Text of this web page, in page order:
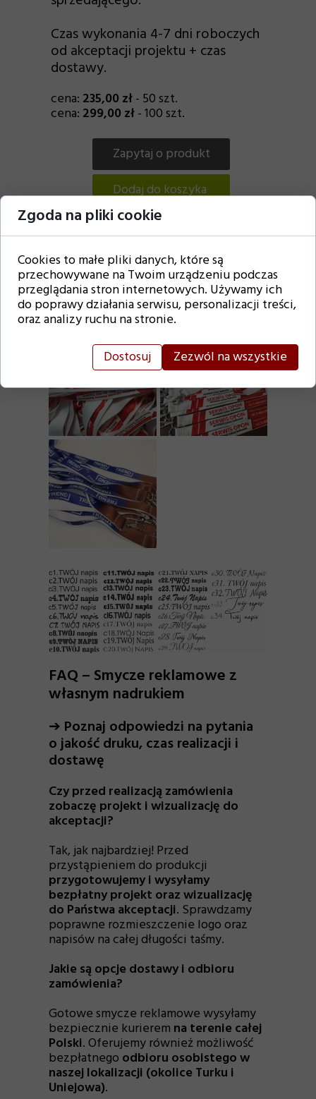
FAQ – Smycze reklamowe z
własnym nadrukiem
➔ Poznaj odpowiedzi na pytania
o jakość druku, czas realizacji i
dostawę
Czy przed realizacją zamówienia
zobaczę projekt i wizualizację do
akceptacji?
Tak, jak najbardziej! Przed
przystąpieniem do produkcji
przygotowujemy i wysyłamy
bezpłatny projekt oraz wizualizację
do Państwa akceptacji. Sprawdzamy
poprawne rozmieszczenie logo oraz
napisów na całej długości taśmy.
Jakie są opcje dostawy i odbioru
zamówienia?
Gotowe smycze reklamowe wysyłamy
bezpiecznie kurierem na terenie całej
Polski. Oferujemy również możliwość
bezpłatnego odbioru osobistego w
naszej lokalizacji (okolice Turku i
Uniejowa).
Dodaj do koszyka
Zapytaj o produkt
Czas wykonania 4-7 dni roboczych
od akceptacji projektu + czas
dostawy.
cena: 235,00 zł- 50 szt.
cena: 299,00 zł- 100 szt.
Zgoda na pliki cookie
Cookies to małe pliki danych, które są
przechowywane na Twoim urządzeniu podczas
przeglądania stron internetowych. Używamy ich
do poprawy działania serwisu, personalizacji treści,
oraz analizy ruchu na stronie.
Dostosuj
Zezwól na wszystkie